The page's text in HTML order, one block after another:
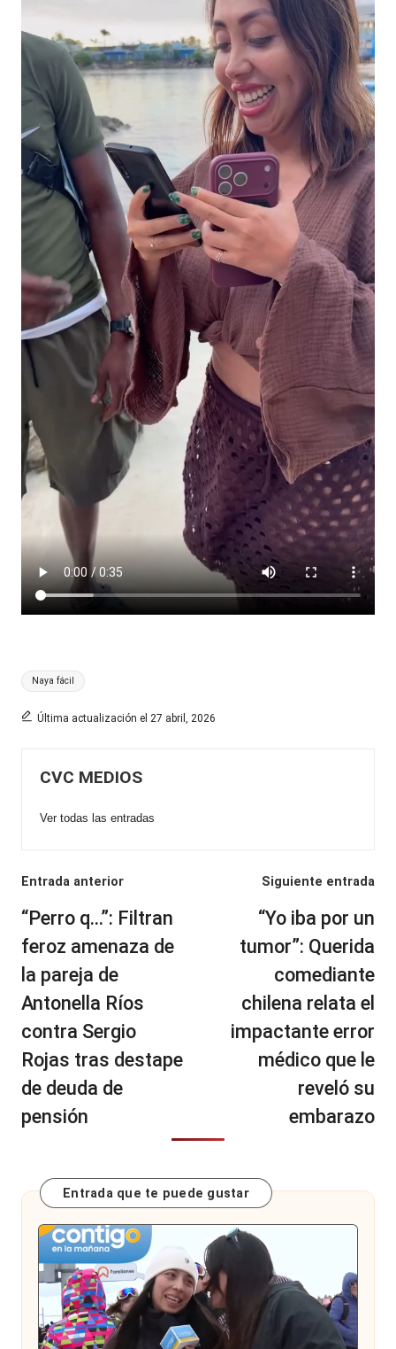
Etiquetas:
Naya fácil
Última actualización el 27 abril, 2026
CVC MEDIOS
Ver todas las entradas
Navegación
de
entradas
Entrada anterior
“Perro q…”: Filtran
feroz amenaza de
la pareja de
Antonella Ríos
contra Sergio
Rojas tras destape
de deuda de
pensión
Siguiente entrada
“Yo iba por un
tumor”: Querida
comediante
chilena relata el
impactante error
médico que le
reveló su
embarazo
Entrada que te puede gustar